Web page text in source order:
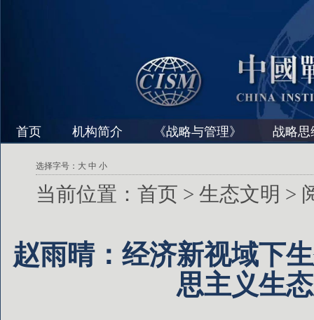
首页 机构简介 《战略与管理》 战略思
选择字号： 大 中 小
当前位置： 首页 > 生态文明 >
赵雨晴：经济新视域下
思主义生